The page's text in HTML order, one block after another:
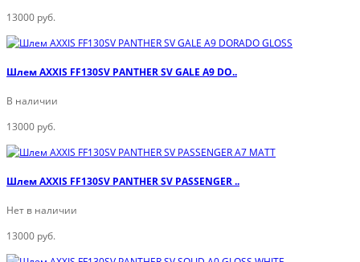
13000 руб.
Шлем AXXIS FF130SV PANTHER SV GALE A9 DO..
В наличии
13000 руб.
Шлем AXXIS FF130SV PANTHER SV PASSENGER ..
Нет в наличии
13000 руб.